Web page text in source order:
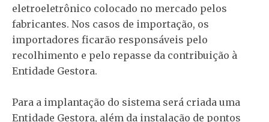
eletroeletrônico colocado no mercado pelos
fabricantes. Nos casos de importação, os
importadores ficarão responsáveis pelo
recolhimento e pelo repasse da contribuição à
Entidade Gestora.
Para a implantação do sistema será criada uma
Entidade Gestora, além da instalação de pontos